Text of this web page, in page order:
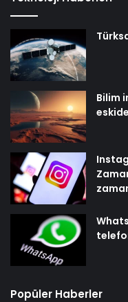
Bilim
Popüler Haberler